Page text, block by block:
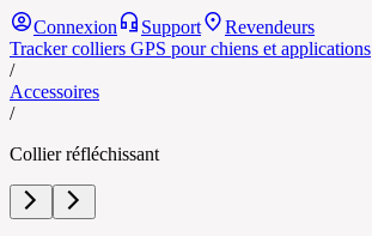
Connexion Support
Revendeurs
Tracker colliers GPS pour chiens et applications
/
Accessoires
/
Collier réfléchissant